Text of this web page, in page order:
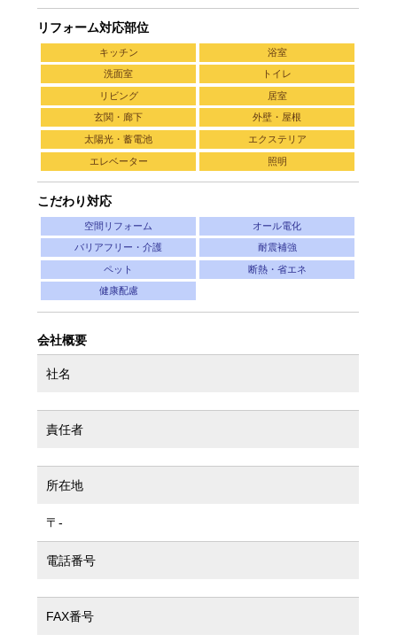
リフォーム対応部位
キッチン 浴室
洗面室 トイレ
リビング 居室
玄関・廊下 外壁・屋根
太陽光・蓄電池 エクステリア
エレベーター 照明
こだわり対応
空間リフォーム オール電化
バリアフリー・介護 耐震補強
ペット 断熱・省エネ
健康配慮
会社概要
社名
責任者
所在地
〒-
電話番号
FAX番号